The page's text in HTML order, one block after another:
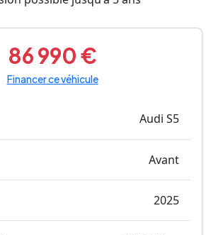
86 990 €
Financer ce véhicule
Audi S5
Avant
2025